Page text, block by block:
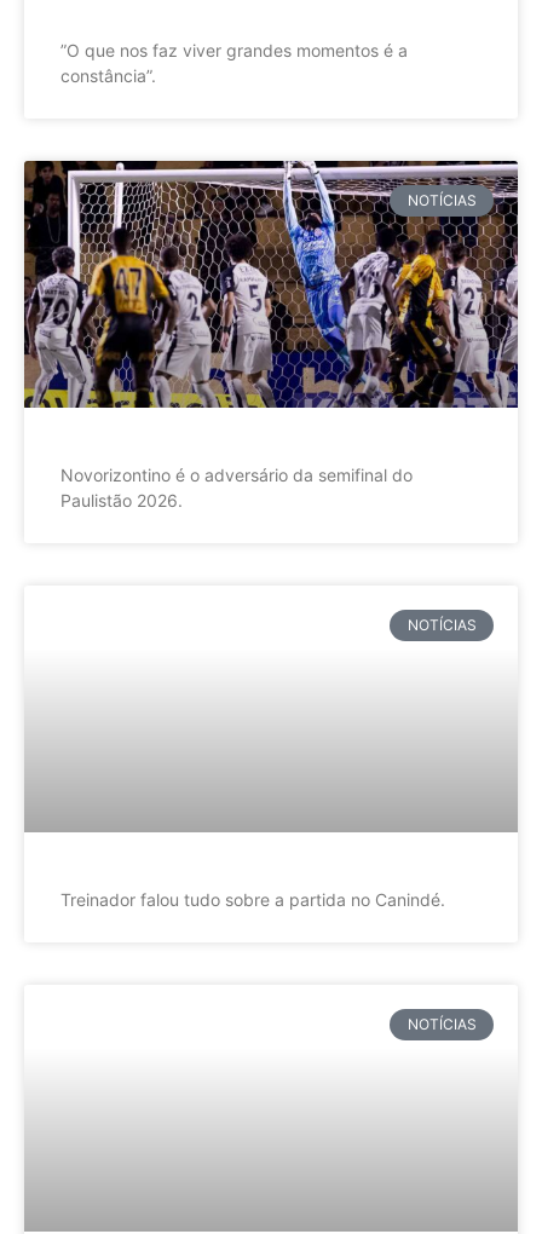
”O que nos faz viver grandes momentos é a
constância”.
NOTÍCIAS
Novorizontino é o adversário da semifinal do
Paulistão 2026.
NOTÍCIAS
Treinador falou tudo sobre a partida no Canindé.
NOTÍCIAS